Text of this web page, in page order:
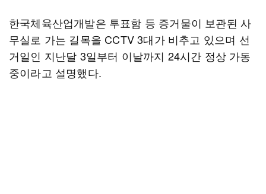
한국체육산업개발은 투표함 등 증거물이 보관된 사
무실로 가는 길목을 CCTV 3대가 비추고 있으며 선
거일인 지난달 3일부터 이날까지 24시간 정상 가동
중이라고 설명했다.